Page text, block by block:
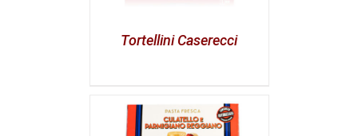
Tortellini Caserecci